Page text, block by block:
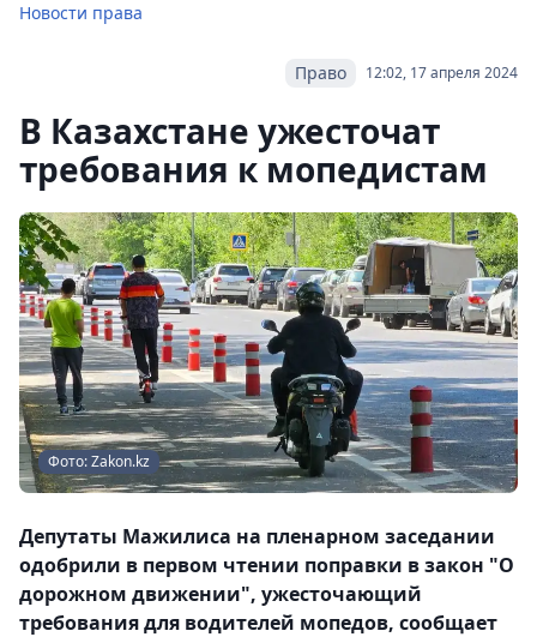
Новости права
12:02, 17 апреля 2024
Право
В Казахстане ужесточат
требования к мопедистам
Фото: Zakon.kz
Депутаты Мажилиса на пленарном заседании
одобрили в первом чтении поправки в закон "О
дорожном движении", ужесточающий
требования для водителей мопедов, сообщает